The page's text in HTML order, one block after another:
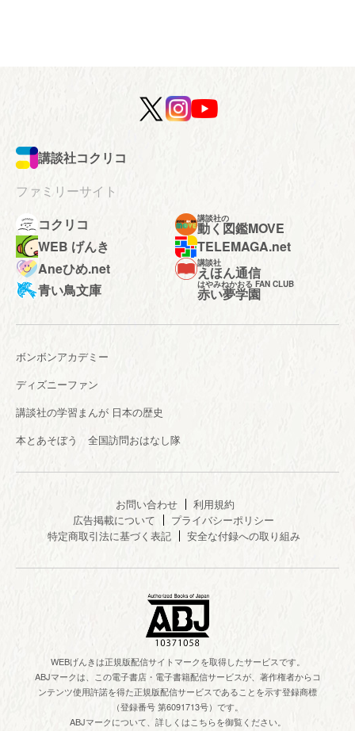
講談社コクリコ
ファミリーサイト
コクリコ
講談社の
動く図鑑MOVE
WEB げんき
TELEMAGA.net
Aneひめ.net
講談社
えほん通信
青い鳥文庫
はやみねかおる FAN CLUB
赤い夢学園
ボンボンアカデミー
ディズニーファン
講談社の学習まんが 日本の歴史
本とあそぼう 全国訪問おはなし隊
お問い合わせ
利用規約
広告掲載について
プライバシーポリシー
特定商取引法に基づく表記
安全な付録への取り組み
WEBげんきは正規版配信サイトマークを取得したサービスです。
ABJマークは、この電子書店・電子書籍配信サービスが、著作権者からコ
ンテンツ使用許諾を得た正規版配信サービスであることを示す登録商標
（登録番号 第6091713号）です。
ABJマークについて、詳しくはこちらを御覧ください。